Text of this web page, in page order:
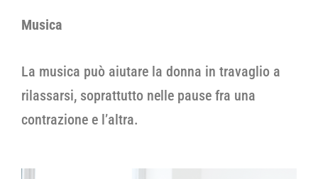
Musica
La musica può aiutare la donna in travaglio a
rilassarsi, soprattutto nelle pause fra una
contrazione e l’altra.